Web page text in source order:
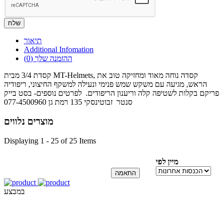
תיאור
Additional Infomation
ההזמנה שלך (0)
קסדת 3/4 מבית MT-Helmets, קסדה נוחה מאוד ומחזיקה טוב את
הראש, מגיעה עם משקש שמש פנימי ונעילה למשקף החיצוני, ריפודיה
פריקם בקלות לשטיפה קלה וריענון הריפודים. לפרטים נוספים- בסט בייק
סנטר זבוטינסקי 135 רמת גן 077-4500960
מוצרים נלווים
Displaying 1 - 25 of 25 Items
מיין לפי
במבצע